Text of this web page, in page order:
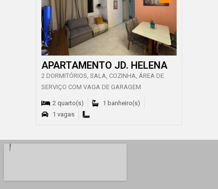
APARTAMENTO JD. HELENA
2 DORMITÓRIOS, SALA, COZINHA, ÁREA DE
SERVIÇO COM VAGA DE GARAGEM
2 quarto(s)
1 banheiro(s)
1 vagas